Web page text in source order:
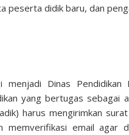
peserta didik baru, dan
Dinas Pendidikan
yang bertugas sebagai
harus mengirimkan
email agar